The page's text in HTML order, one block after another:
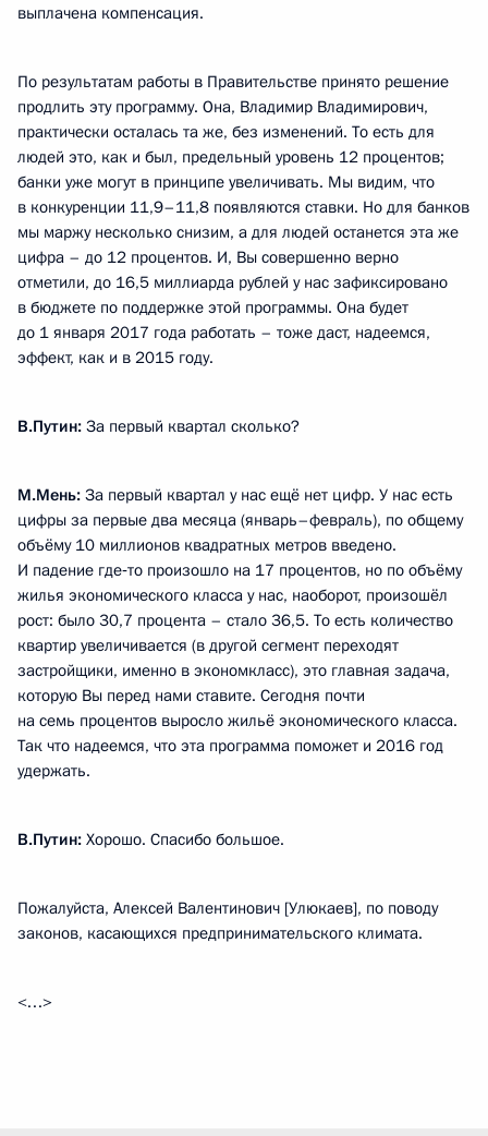
выплачена компенсация.
По результатам работы в Правительстве принято решение
продлить эту программу. Она, Владимир Владимирович,
практически осталась та же, без изменений. То есть для
людей это, как и был, предельный уровень 12 процентов;
банки уже могут в принципе увеличивать. Мы видим, что
в конкуренции 11,9–11,8 появляются ставки. Но для банков
мы маржу несколько снизим, а для людей останется эта же
цифра – до 12 процентов. И, Вы совершенно верно
отметили, до 16,5 миллиарда рублей у нас зафиксировано
в бюджете по поддержке этой программы. Она будет
до 1 января 2017 года работать – тоже даст, надеемся,
эффект, как и в 2015 году.
В.Путин: За первый квартал сколько?
М.Мень: За первый квартал у нас ещё нет цифр. У нас есть
цифры за первые два месяца (январь–февраль), по общему
объёму 10 миллионов квадратных метров введено.
И падение где‑то произошло на 17 процентов, но по объёму
жилья экономического класса у нас, наоборот, произошёл
рост: было 30,7 процента – стало 36,5. То есть количество
квартир увеличивается (в другой сегмент переходят
застройщики, именно в экономкласс), это главная задача,
которую Вы перед нами ставите. Сегодня почти
на семь процентов выросло жильё экономического класса.
Так что надеемся, что эта программа поможет и 2016 год
удержать.
В.Путин: Хорошо. Спасибо большое.
Пожалуйста, Алексей Валентинович [Улюкаев], по поводу
законов, касающихся предпринимательского климата.
<…>